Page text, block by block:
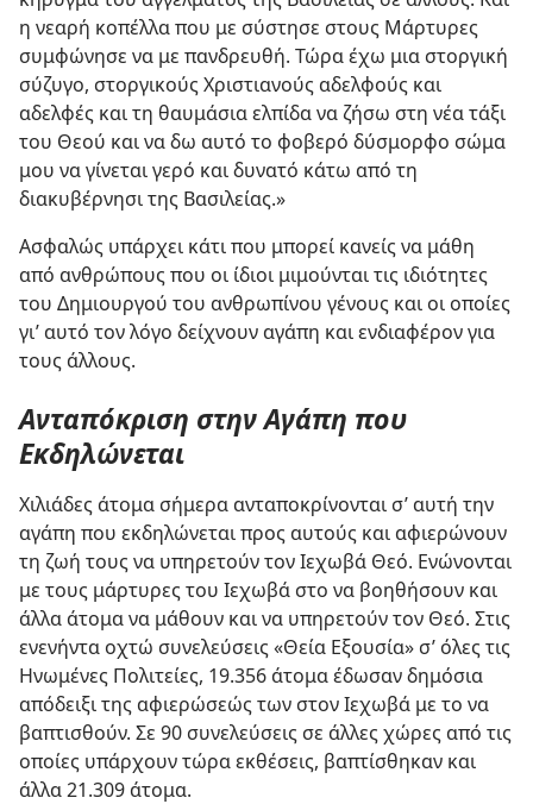
η νεαρή κοπέλλα που με σύστησε στους Μάρτυρες
συμφώνησε να με πανδρευθή. Τώρα έχω μια στοργική
σύζυγο, στοργικούς Χριστιανούς αδελφούς και
αδελφές και τη θαυμάσια ελπίδα να ζήσω στη νέα τάξι
του Θεού και να δω αυτό το φοβερό δύσμορφο σώμα
μου να γίνεται γερό και δυνατό κάτω από τη
διακυβέρνησι της Βασιλείας.»
Ασφαλώς υπάρχει κάτι που μπορεί κανείς να μάθη
από ανθρώπους που οι ίδιοι μιμούνται τις ιδιότητες
του Δημιουργού του ανθρωπίνου γένους και οι οποίες
γι’ αυτό τον λόγο δείχνουν αγάπη και ενδιαφέρον για
τους άλλους.
Ανταπόκριση στην Αγάπη που
Εκδηλώνεται
Χιλιάδες άτομα σήμερα ανταποκρίνονται σ’ αυτή την
αγάπη που εκδηλώνεται προς αυτούς και αφιερώνουν
τη ζωή τους να υπηρετούν τον Ιεχωβά Θεό. Ενώνονται
με τους μάρτυρες του Ιεχωβά στο να βοηθήσουν και
άλλα άτομα να μάθουν και να υπηρετούν τον Θεό. Στις
ενενήντα οχτώ συνελεύσεις «Θεία Εξουσία» σ’ όλες τις
Ηνωμένες Πολιτείες, 19.356 άτομα έδωσαν δημόσια
απόδειξι της αφιερώσεώς των στον Ιεχωβά με το να
βαπτισθούν. Σε 90 συνελεύσεις σε άλλες χώρες από τις
οποίες υπάρχουν τώρα εκθέσεις, βαπτίσθηκαν και
άλλα 21.309 άτομα.